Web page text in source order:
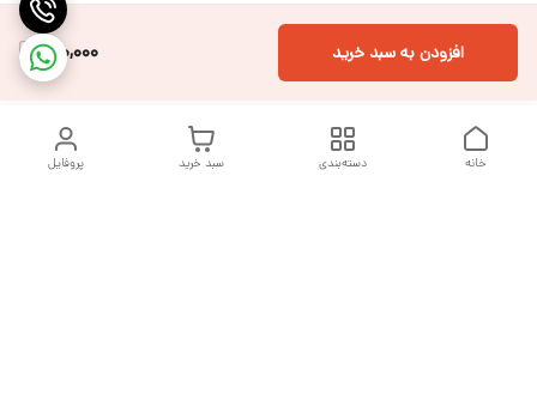
810,000 افزودن به سبد خرید
پروفایل سبد خرید دسته‌بندی خانه